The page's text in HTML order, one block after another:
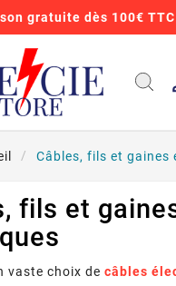
gratuite dès 100€
Câbles, fils et gaines
fils et
vaste choix de câbles